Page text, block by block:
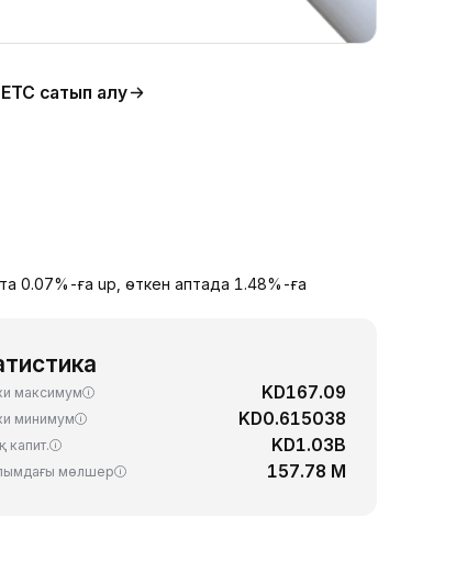
ETC сатып алу
0.07%-ға up, өткен аптада 1.48%-ға
максимум KD167.09
минимум KD0.615038
капит. KD1.03B
мөлшер 157.78 M